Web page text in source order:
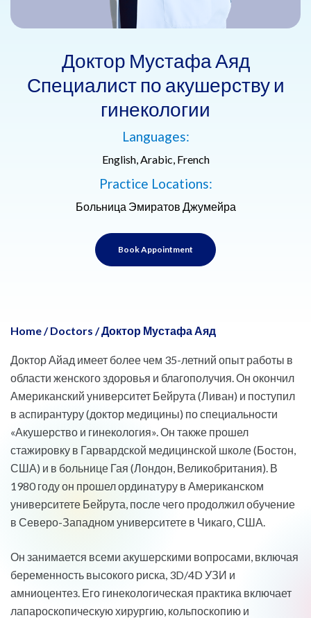
Доктор Мустафа Аяд
Специалист по акушерству и
гинекологии
Languages:
English, Arabic, French
Practice Locations:
Больница Эмиратов Джумейра
Book Appointment
Home/ Doctors /Доктор Мустафа Аяд
Доктор Айад имеет более чем 35-летний опыт работы в
области женского здоровья и благополучия. Он окончил
Американский университет Бейрута (Ливан) и поступил
в аспирантуру (доктор медицины) по специальности
«Акушерство и гинекология». Он также прошел
стажировку в Гарвардской медицинской школе (Бостон,
США) и в больнице Гая (Лондон, Великобритания). В
1980 году он прошел ординатуру в Американском
университете Бейрута, после чего продолжил обучение
в Северо-Западном университете в Чикаго, США.
Он занимается всеми акушерскими вопросами, включая
беременность высокого риска, 3D/4D УЗИ и
амниоцентез. Его гинекологическая практика включает
лапароскопическую хирургию, кольпоскопию и